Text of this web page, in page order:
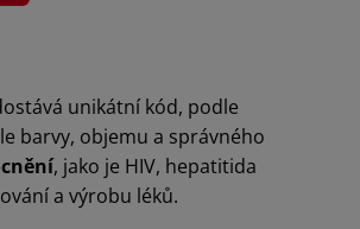
unikátní kód, podle
barvy, objemu a správného
, jako je HIV, hepatitida
a výrobu léků.